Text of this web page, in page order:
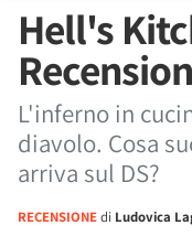
Hell's
L'inferno in
diavolo. Cosa
arriva sul DS?
RECENSIONEdi Ludovica